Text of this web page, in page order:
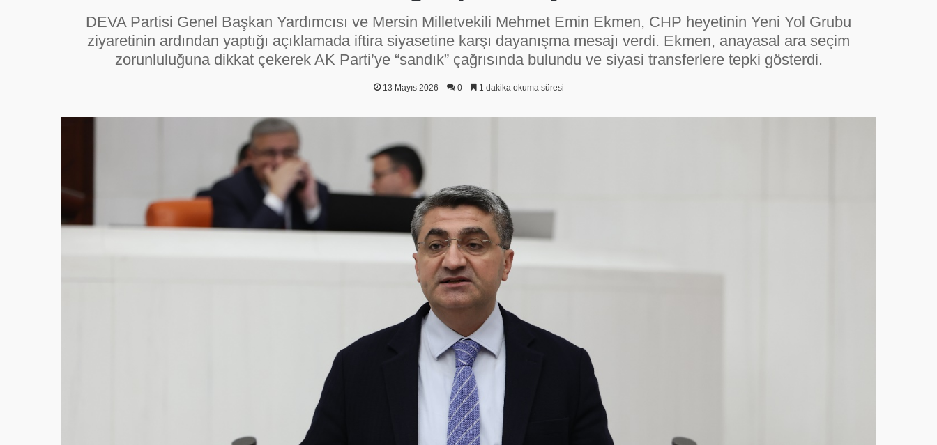
DEVA Partisi Genel Başkan Yardımcısı ve Mersin Milletvekili Mehmet Emin Ekmen, CHP heyetinin Yeni Yol Grubu
ziyaretinin ardından yaptığı açıklamada iftira siyasetine karşı dayanışma mesajı verdi. Ekmen, anayasal ara seçim
zorunluluğuna dikkat çekerek AK Parti’ye “sandık” çağrısında bulundu ve siyasi transferlere tepki gösterdi.
13 Mayıs 2026 0 1 dakika okuma süresi